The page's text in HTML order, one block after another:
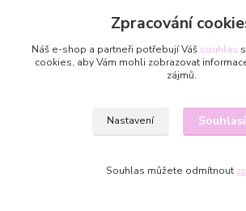
Aneta
Aneta@valmuegarn.com
Zpracování
Náš e-shop a partneři potřebují Váš souhlas
cookies, aby Vám mohli zobrazovat
zájmů.
Nastavení
Souhlas můžete odmítnout